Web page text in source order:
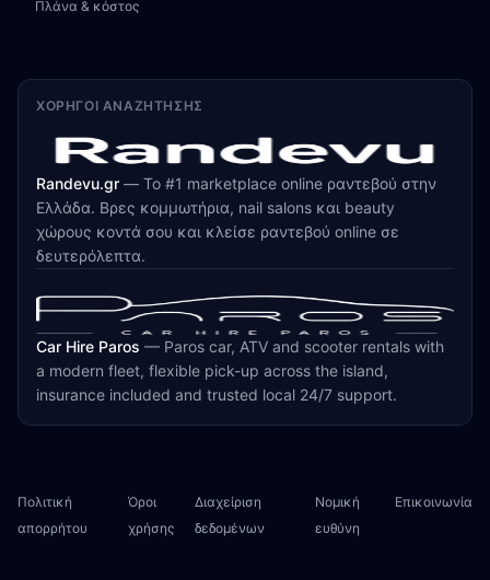
Πλάνα & κόστος
ΧΟΡΗΓΟΊ ΑΝΑΖΉΤΗΣΗΣ
Randevu.gr — Το #1 marketplace online ραντεβού στην
Ελλάδα. Βρες κομμωτήρια, nail salons και beauty
χώρους κοντά σου και κλείσε ραντεβού online σε
δευτερόλεπτα.
Car Hire Paros — Paros car, ATV and scooter rentals with
a modern fleet, flexible pick-up across the island,
insurance included and trusted local 24/7 support.
Πολιτική
απορρήτου
Όροι
χρήσης
Διαχείριση
δεδομένων
Νομική
ευθύνη
Επικοινωνία